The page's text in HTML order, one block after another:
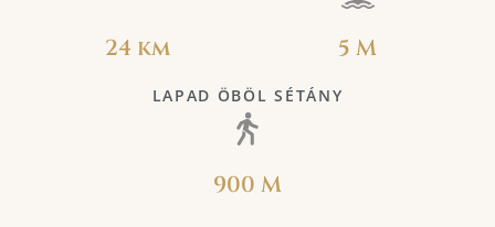
24 km 5 M
LAPAD ÖBÖL SÉTÁNY
900 M